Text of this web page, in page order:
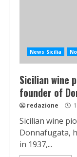
News Sicilia
Sicilian wine
founder of
redazione
Sicilian wine
Donnafugata,
in 1937,...